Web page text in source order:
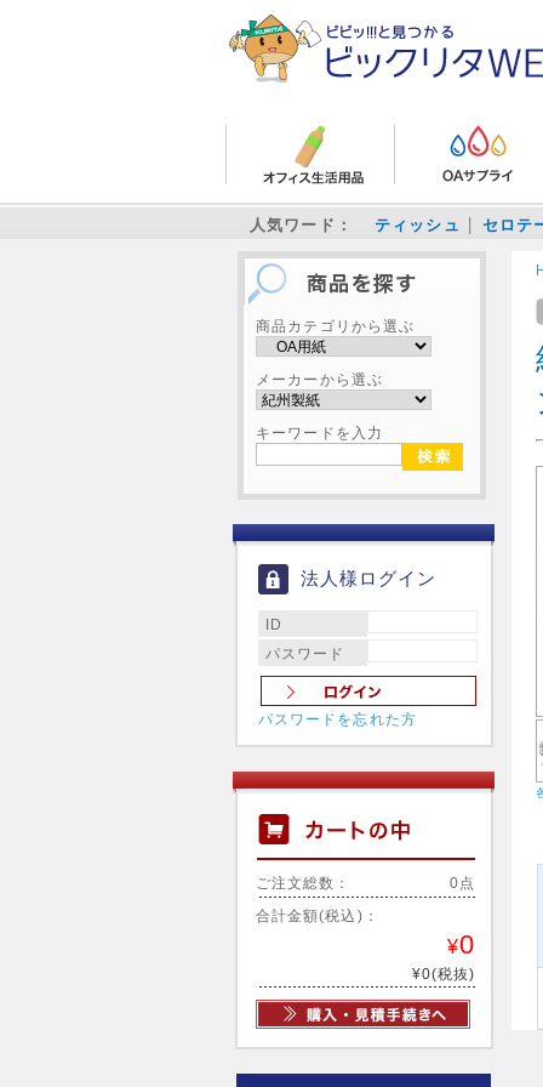
人気ワード： ティッシュ セロテ
商品カテゴリから選ぶ
メーカーから選ぶ
キーワードを入力
法人様ログイン
ID
パスワード
パスワードを忘れた方
ご注文総数： 0点
合計金額(税込)：
¥0
¥0(税抜)